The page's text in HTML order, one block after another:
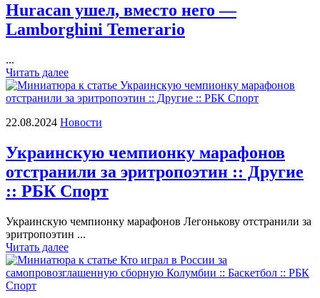
Huracan ушел, вместо него —
Lamborghini Temerario
...
Читать далее
22.08.2024 Новости
Украинскую чемпионку марафонов
отстранили за эритропоэтин :: Другие
:: РБК Спорт
Украинскую чемпионку марафонов Легонькову отстранили за
эритропоэтин ...
Читать далее